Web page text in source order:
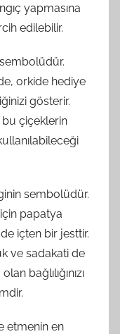
yapmasına
edilebilir.
orkide hediye
gösterir.
çiçeklerin
sembolüdür.
papatya
içten bir jesttir.
ve sadakati de
bağlılığınızı
etmenin en